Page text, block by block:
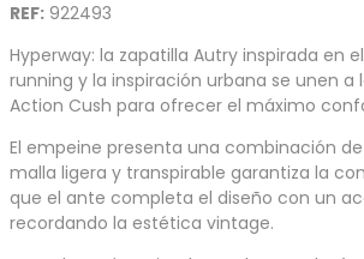
REF: 922493
Hyperway: la zapatilla Autry inspirada en
running y la inspiración urbana se unen
Action Cush para ofrecer el máximo
El empeine presenta una combinación
malla ligera y transpirable garantiza la
que el ante completa el diseño con un
recordando la estética vintage.